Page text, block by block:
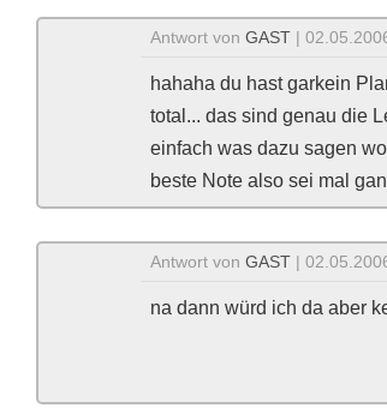
Antwort von GAST |
hahaha du hast garkein
total... das sind genau die
einfach was dazu sagen
beste Note also sei mal
Antwort von GAST |
na dann würd ich da aber